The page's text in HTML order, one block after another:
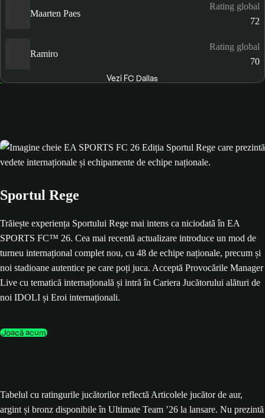
Maarten Paes
Rating global
72
Ramiro
Rating global
70
Vezi FC Dallas
Sportul Rege
Trăiește experiența Sportului Rege mai intens ca niciodată în EA
SPORTS FC™ 26. Cea mai recentă actualizare introduce un mod de
turneu internațional complet nou, cu 48 de echipe naționale, precum și
noi stadioane autentice pe care poți juca. Acceptă Provocările Manager
Live cu tematică internațională și intră în Cariera Jucătorului alături de
noi IDOLI și Eroi internaționali.
Joacă acum
Tabelul cu ratingurile jucătorilor reflectă Articolele jucător de aur,
argint și bronz disponibile în Ultimate Team ’26 la lansare. Nu prezintă